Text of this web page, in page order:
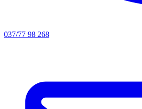
037/77 98 268